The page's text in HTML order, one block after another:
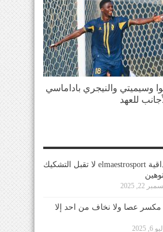
وسيميتي والنيجري باداماسي
للعهد
مصداقية elmaestrosport لا تقبل التشكيك
22, 2025
مكسر عصا ولا نخاف من احد إلا
2025